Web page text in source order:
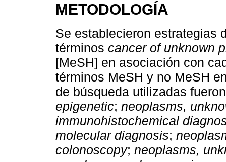
METODOLOGÍA
Se establecieron estrategias
términos cancer of unknown
[MeSH] en asociación con
términos MeSH y no MeSH
de búsqueda utilizadas
epigenetic; neoplasms,
immunohistochemical
molecular diagnosis;
colonoscopy; neoplasms,